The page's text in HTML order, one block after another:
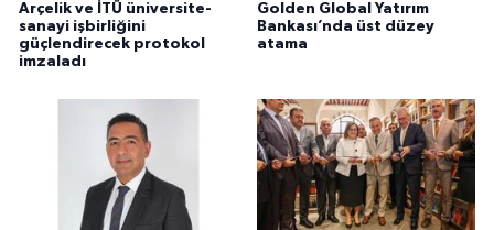
Arçelik ve İTÜ üniversite-
sanayi işbirliğini
güçlendirecek protokol
imzaladı
Golden Global Yatırım
Bankası’nda üst düzey
atama